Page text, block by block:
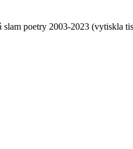
poetry 2003-2023 (vytiskla